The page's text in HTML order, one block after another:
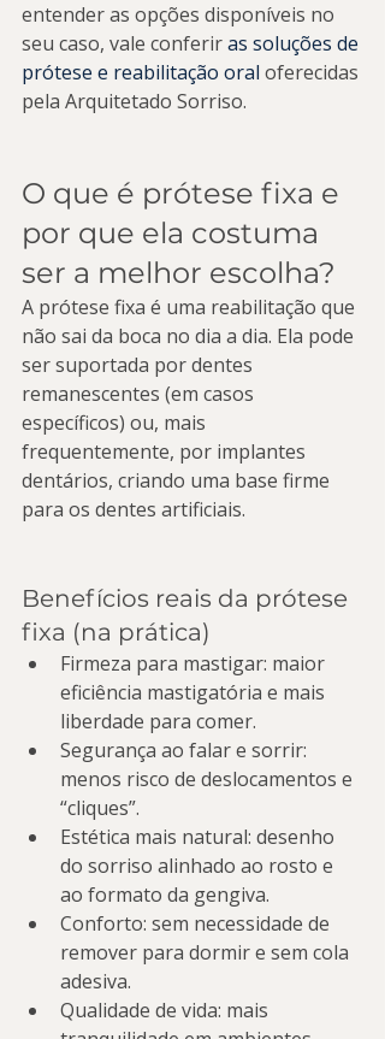
entender as opções disponíveis no
seu caso, vale conferir as soluções de
prótese e reabilitação oral oferecidas
pela Arquitetado Sorriso.
O que é prótese fixa e
por que ela costuma
ser a melhor escolha?
A prótese fixa é uma reabilitação que
não sai da boca no dia a dia. Ela pode
ser suportada por dentes
remanescentes (em casos
específicos) ou, mais
frequentemente, por implantes
dentários, criando uma base firme
para os dentes artificiais.
Benefícios reais da prótese
fixa (na prática)
Firmeza para mastigar: maior
eficiência mastigatória e mais
liberdade para comer.
Segurança ao falar e sorrir:
menos risco de deslocamentos e
“cliques”.
Estética mais natural: desenho
do sorriso alinhado ao rosto e
ao formato da gengiva.
Conforto: sem necessidade de
remover para dormir e sem cola
adesiva.
Qualidade de vida: mais